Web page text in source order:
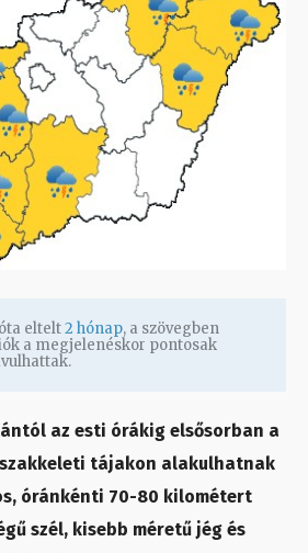
eltelt2 hónap, a szövegben
a megjelenéskor pontosak
az esti órákig elsősorban a
tájakon alakulhatnak
óránkénti 70-80 kilométert
szél, kisebb méretű jég és